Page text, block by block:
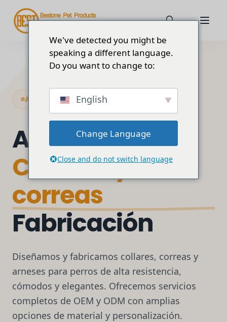
Accesorios para perros de alta calidad
A medida
Collares y
correas
Fabricación
Diseñamos y fabricamos collares, correas y
arneses para perros de alta resistencia,
cómodos y elegantes. Ofrecemos servicios
completos de OEM y ODM con amplias
opciones de material y personalización.
We've detected you might be
speaking a different language.
Do you want to change to:
English
Change Language
Close and do not switch language